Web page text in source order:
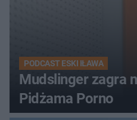
PODCAST ESKI IŁAWA
Mudslinger zagra
Pidżama Porno